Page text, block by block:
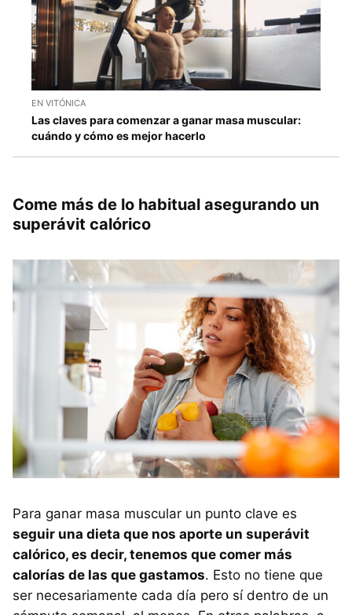
EN VITÓNICA
Las claves para comenzar a ganar masa muscular:
cuándo y cómo es mejor hacerlo
Come más de lo habitual asegurando un
superávit calórico
Para ganar masa muscular un punto clave es
seguir una dieta que nos aporte un superávit
calórico, es decir, tenemos que comer más
calorías de las que gastamos. Esto no tiene que
ser necesariamente cada día pero sí dentro de un